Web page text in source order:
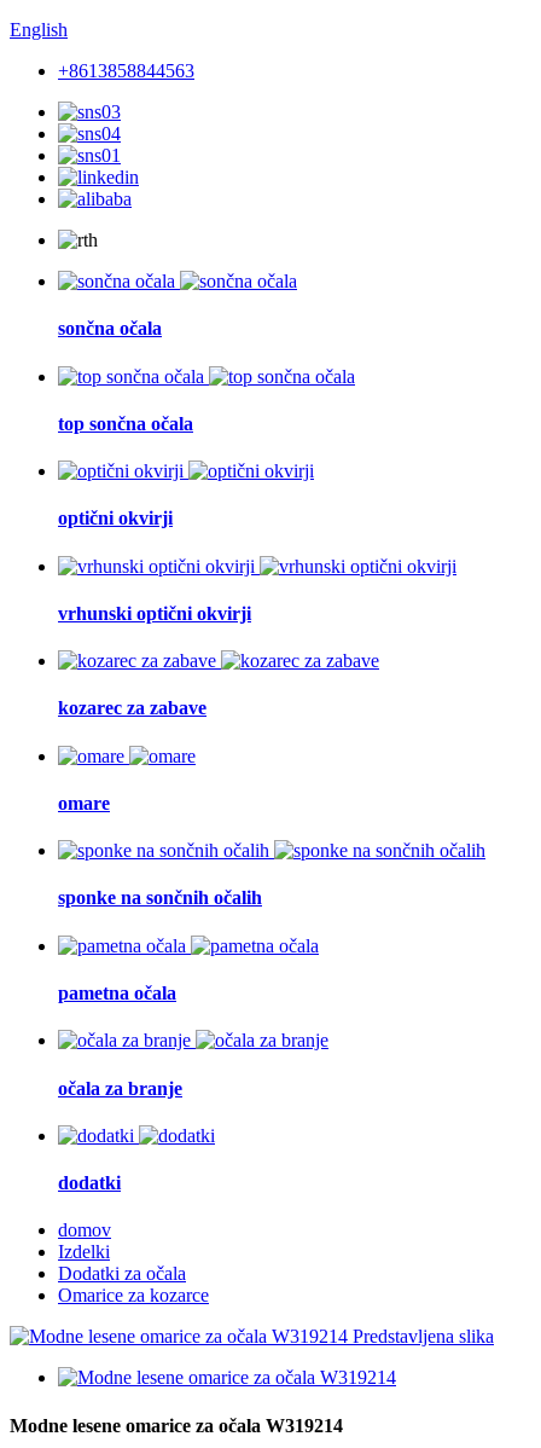
English
+8613858844563
sončna očala
top sončna očala
optični okvirji
vrhunski optični okvirji
kozarec za zabave
omare
sponke na sončnih očalih
pametna očala
očala za branje
dodatki
domov
Izdelki
Dodatki za očala
Omarice za kozarce
Modne lesene omarice za očala W319214